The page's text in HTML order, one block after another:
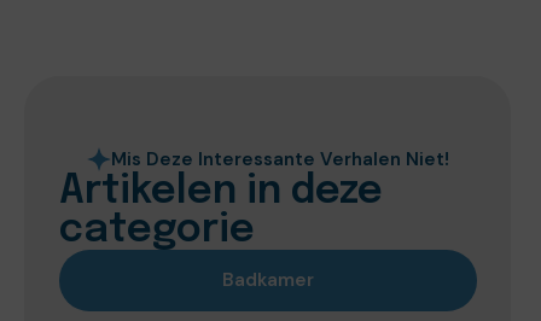
Mis Deze Interessante Verhalen Niet!
Artikelen in deze
categorie
Badkamer